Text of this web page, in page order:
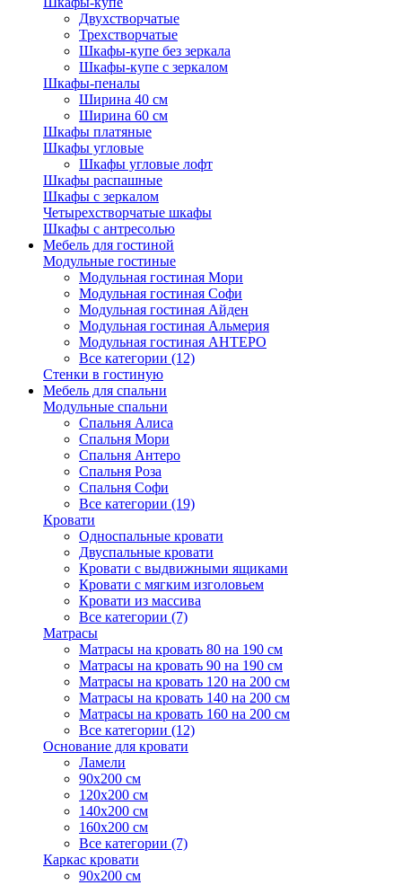
Двухстворчатые
Трехстворчатые
Шкафы-купе без зеркала
Шкафы-купе с зеркалом
Шкафы-пеналы
Ширина 40 см
Ширина 60 см
Шкафы платяные
Шкафы угловые
Шкафы угловые лофт
Шкафы распашные
Шкафы с зеркалом
Четырехстворчатые шкафы
Шкафы с антресолью
Мебель для гостиной
Модульные гостиные
Модульная гостиная Мори
Модульная гостиная Софи
Модульная гостиная Айден
Модульная гостиная Альмерия
Модульная гостиная АНТЕРО
Все категории (12)
Стенки в гостиную
Мебель для спальни
Модульные спальни
Спальня Алиса
Спальня Мори
Спальня Антеро
Спальня Роза
Спальня Софи
Все категории (19)
Кровати
Односпальные кровати
Двуспальные кровати
Кровати с выдвижными ящиками
Кровати с мягким изголовьем
Кровати из массива
Все категории (7)
Матрасы
Матрасы на кровать 80 на 190 см
Матрасы на кровать 90 на 190 см
Матрасы на кровать 120 на 200 см
Матрасы на кровать 140 на 200 см
Матрасы на кровать 160 на 200 см
Все категории (12)
Основание для кровати
Ламели
90х200 см
120х200 см
140х200 см
160х200 см
Все категории (7)
Каркас кровати
90х200 см